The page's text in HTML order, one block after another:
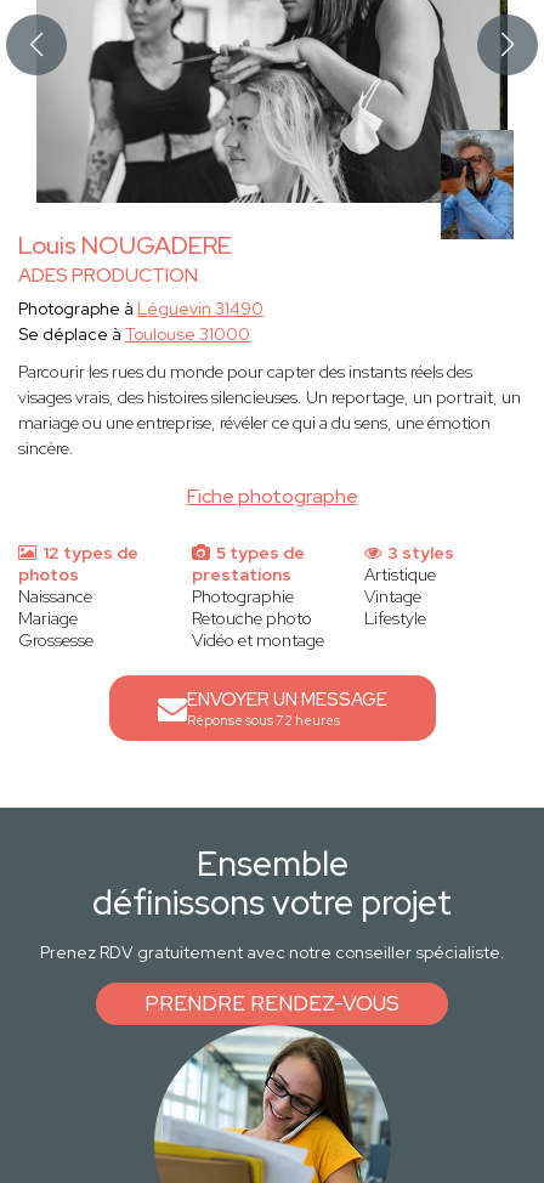
Louis NOUGADERE
ADES PRODUCTION
Fiche photographe
Photographe à Léguevin 31490
Se déplace à Toulouse 31000
Parcourir les rues du monde pour capter des instants réels des
visages vrais, des histoires silencieuses. Un reportage, un portrait, un
mariage ou une entreprise, révéler ce qui a du sens, une émotion
sincère.
12 types de
photos
Naissance
Mariage
Grossesse
5 types de
prestations
Photographie
Retouche photo
Vidéo et montage
3 styles
Artistique
Vintage
Lifestyle
ENVOYER UN MESSAGE
Réponse sous 72 heures
Ensemble
définissons votre projet
Prenez RDV gratuitement avec notre conseiller spécialiste.
PRENDRE RENDEZ-VOUS